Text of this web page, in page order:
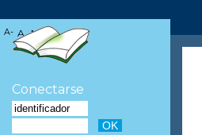
A- A A+
Conectarse